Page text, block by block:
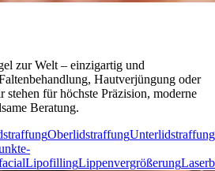
zur Welt – einzigartig und
Hautverjüngung oder
für höchste Präzision, moderne
Beratung.
OberlidstraffungUnterlidstraffung
LipofillingLippenvergrößerung